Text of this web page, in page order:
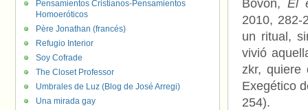
Bovon, El
2010, 282-
un ritual,
vivió
zkr, quiere
Exegético
254).
Pensamientos Cristianos-Pensamientos
Homoeróticos
Père Jonathan (francés)
Refugio Interior
Soy Cofrade
The Closet Professor
Umbrales de Luz (Blog de José Arregi)
Una mirada gay